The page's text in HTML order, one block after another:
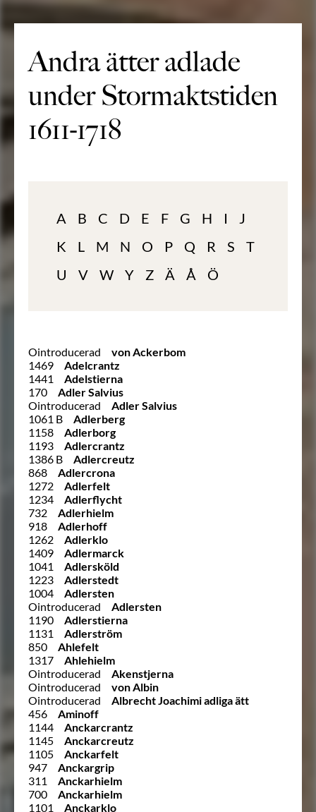
Andra ätter adlade
under Stormaktstiden
1611-1718
A B C D E F G H I
J
K
L M N O P Q R S
T
U
V W Y Z Ä Å Ö
Ointroducerad
von Ackerbom
1469
Adelcrantz
1441
Adelstierna
170
Adler Salvius
Ointroducerad
Adler Salvius
1061 B
Adlerberg
1158
Adlerborg
1193
Adlercrantz
1386 B
Adlercreutz
868
Adlercrona
1272
Adlerfelt
1234
Adlerflycht
732
Adlerhielm
918
Adlerhoff
1262
Adlerklo
1409
Adlermarck
1041
Adlersköld
1223
Adlerstedt
1004
Adlersten
Ointroducerad
Adlersten
1190
Adlerstierna
1131
Adlerström
850
Ahlefelt
1317
Ahlehielm
Ointroducerad
Akenstjerna
Ointroducerad
von Albin
Ointroducerad
Albrecht Joachimi adliga ätt
456
Aminoff
1144
Anckarcrantz
1145
Anckarcreutz
1105
Anckarfelt
947
Anckargrip
311
Anckarhielm
700
Anckarhielm
1101
Anckarklo